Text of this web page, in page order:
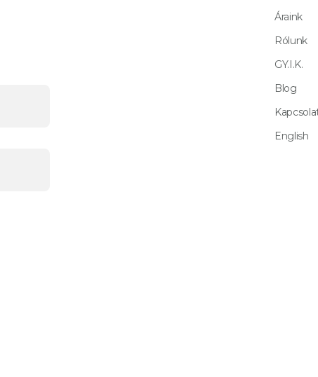
Áraink
Rólunk
GY.I.K.
Blog
English